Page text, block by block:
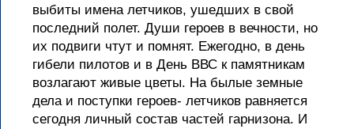
выбиты имена летчиков, ушедших в свой
последний полет. Души героев в вечности, но
их подвиги чтут и помнят. Ежегодно, в день
гибели пилотов и в День ВВС к памятникам
возлагают живые цветы. На былые земные
дела и поступки героев- летчиков равняется
сегодня личный состав частей гарнизона. И